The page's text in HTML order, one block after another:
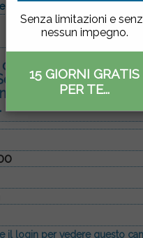
Senza limitazioni e
nessun impegno.
15 GIORNI GRATIS
PER TE...
il login per vedere questo
sistema di misura
di
del
il login per vedere questo